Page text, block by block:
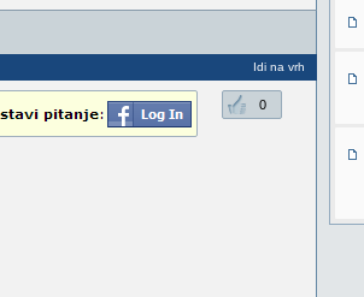
Idi na vrh
0